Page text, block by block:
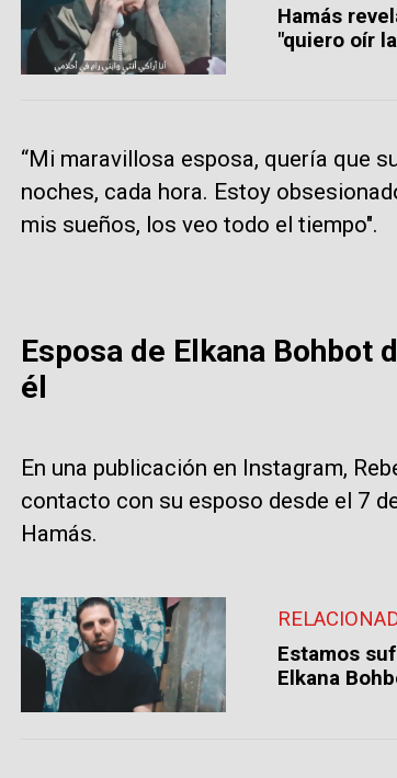
Hamás
"quiero oír
“Mi maravillosa esposa, quería que
noches, cada hora. Estoy
mis sueños, los veo todo el tiempo".
Esposa de Elkana Bohbot
él
En una publicación en Instagram,
contacto con su esposo desde el 7
Hamás.
Estamos
Elkana